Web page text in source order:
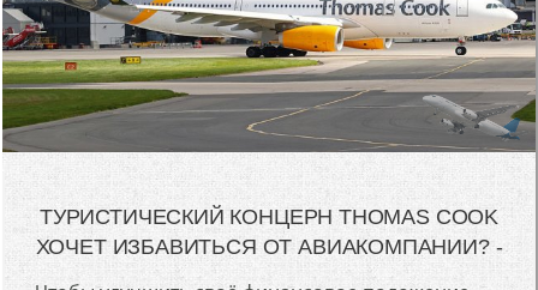
ТУРИСТИЧЕСКИЙ КОНЦЕРН THOMAS COOK
ХОЧЕТ ИЗБАВИТЬСЯ ОТ АВИАКОМПАНИИ? -